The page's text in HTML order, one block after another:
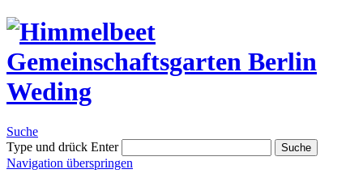
Suche
Type und drück Enter
Suche
Navigation überspringen